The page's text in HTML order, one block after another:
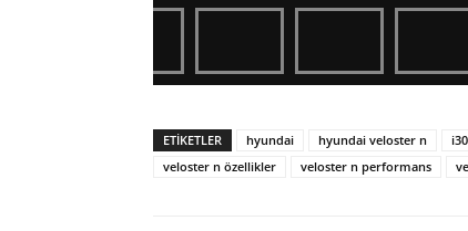
ETIKETLER hyundai hyundai veloster n
veloster n özellikler
veloster n performans